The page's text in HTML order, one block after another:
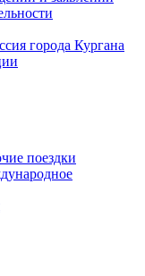
города Кургана
поездки